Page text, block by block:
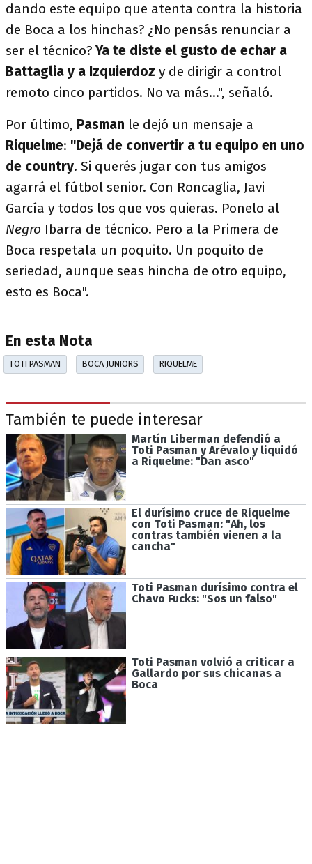
dando este equipo que atenta contra la historia
de Boca a los hinchas? ¿No pensás renunciar a
ser el técnico? Ya te diste el gusto de echar a
Battaglia y a Izquierdoz y de dirigir a control
remoto cinco partidos. No va más...", señaló.
Por último, Pasman le dejó un mensaje a
Riquelme: "Dejá de convertir a tu equipo en uno
de country. Si querés jugar con tus amigos
agarrá el fútbol senior. Con Roncaglia, Javi
García y todos los que vos quieras. Ponelo al
Negro Ibarra de técnico. Pero a la Primera de
Boca respetala un poquito. Un poquito de
seriedad, aunque seas hincha de otro equipo,
esto es Boca".
En esta Nota
TOTI PASMAN BOCA JUNIORS RIQUELME
También te puede interesar
Martín Liberman defendió a
Toti Pasman y Arévalo y liquidó
a Riquelme: "Dan asco"
El durísimo cruce de Riquelme
con Toti Pasman: "Ah, los
contras también vienen a la
cancha"
Toti Pasman durísimo contra el
Chavo Fucks: "Sos un falso"
Toti Pasman volvió a criticar a
Gallardo por sus chicanas a
Boca